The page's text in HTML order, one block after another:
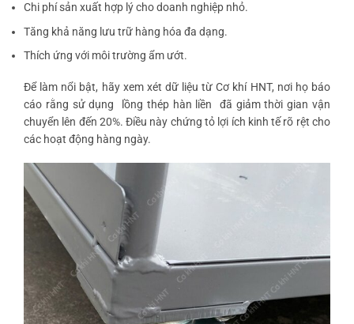
Chi phí sản xuất hợp lý cho doanh nghiệp nhỏ.
Tăng khả năng lưu trữ hàng hóa đa dạng.
Thích ứng với môi trường ẩm ướt.
Để làm nổi bật, hãy xem xét dữ liệu từ Cơ khí HNT, nơi họ báo
cáo rằng sử dụng
lồng thép hàn liền
đã giảm thời gian vận
chuyển lên đến 20%. Điều này chứng tỏ lợi ích kinh tế rõ rệt cho
các hoạt động hàng ngày.